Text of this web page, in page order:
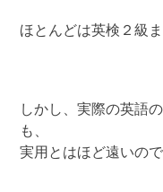
ほとんどは英検２級ま
しかし、実際の英語
も、
実用とはほど遠いので